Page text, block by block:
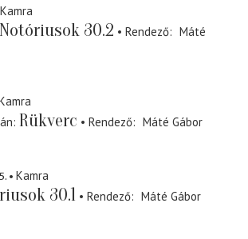
Kamra
30.2 Rendező
Máté
Rükverc Rendező
Máté Gábor
Kamra
30.1 Rendező
Máté Gábor